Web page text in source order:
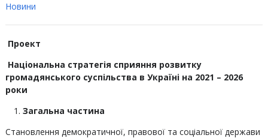
Новини
Проект
Національна стратегія сприяння розвитку
громадянського суспільства в Україні на 2021 – 2026
роки
Загальна частина
Становлення демократичної, правової та соціальної держави